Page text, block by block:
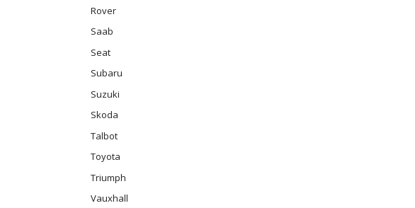
Rover
Saab
Seat
Subaru
Suzuki
Skoda
Talbot
Toyota
Triumph
Vauxhall